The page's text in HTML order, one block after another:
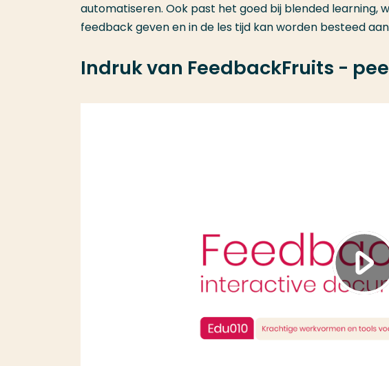
automatiseren. Ook past het goed bij blended learning,
feedbackgeven en in de les tijd kan worden besteed
Indruk van FeedbackFruits -